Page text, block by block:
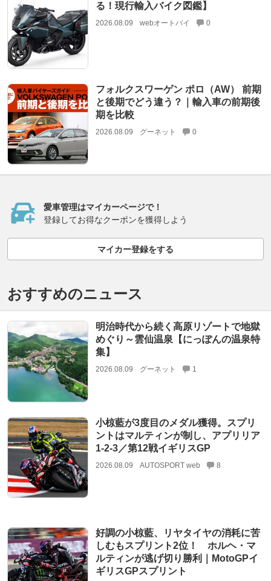
る！現行輸入バイク図鑑】
2026.08.09 webオートバイ 0
フォルクスワーゲン ポロ（AW） 前期
と後期でどう違う？｜輸入車の前期後
期を比較
2026.08.09 グーネット 0
愛車管理はマイカーページで！
登録してお得なクーポンを獲得しよう
マイカー登録をする
おすすめのニュース
明治時代から続く高原リゾートで地獄
めぐり～雲仙温泉【にっぽんの温泉特
集】
2026.08.09 グーネット 1
小椋藍が3度目のメダル獲得。スプリ
ントはマルティンが制し、アプリリア
1-2-3／第12戦イギリスGP
2026.08.09 AUTOSPORT web 8
好調の小椋藍、リヤタイヤの消耗に苦
しむもスプリント2位！ ホルヘ・マ
ルティンが逃げ切り勝利｜MotoGPイ
ギリスGPスプリント